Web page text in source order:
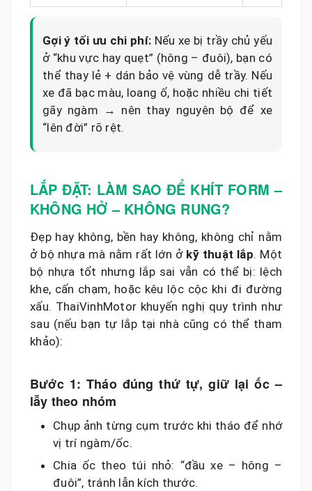
Gợi ý tối ưu chi phí: Nếu xe bị trầy chủ yếu
ở “khu vực hay quẹt” (hông – đuôi), bạn có
thể thay lẻ + dán bảo vệ vùng dễ trầy. Nếu
xe đã bạc màu, loang ố, hoặc nhiều chi tiết
gãy ngàm → nên thay nguyên bộ để xe
“lên đời” rõ rệt.
LẮP ĐẶT: LÀM SAO ĐỂ KHÍT FORM –
KHÔNG HỞ – KHÔNG RUNG?
Đẹp hay không, bền hay không, không chỉ nằm
ở bộ nhựa mà nằm rất lớn ở kỹ thuật lắp. Một
bộ nhựa tốt nhưng lắp sai vẫn có thể bị: lệch
khe, cấn chạm, hoặc kêu lộc cộc khi đi đường
xấu. ThaiVinhMotor khuyến nghị quy trình như
sau (nếu bạn tự lắp tại nhà cũng có thể tham
khảo):
Bước 1: Tháo đúng thứ tự, giữ lại ốc –
lẫy theo nhóm
Chụp ảnh từng cụm trước khi tháo để nhớ
vị trí ngàm/ốc.
Chia ốc theo túi nhỏ: “đầu xe – hông –
đuôi”, tránh lẫn kích thước.